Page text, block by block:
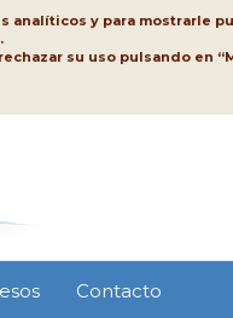
y para mostrarle
su uso pulsando en
Contacto